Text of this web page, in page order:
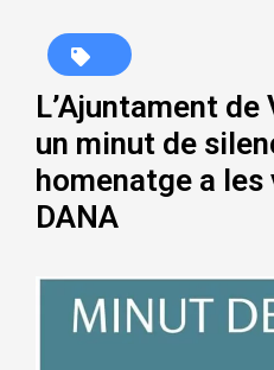
L’Ajuntament
un minut de
homenatge a
DANA